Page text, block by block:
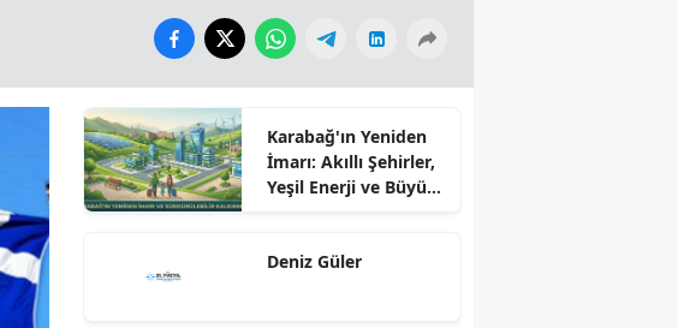
Karabağ'ın Yeniden
İmarı: Akıllı Şehirler,
Yeşil Enerji ve Büyük
Sürdürülebilir
Deniz Güler